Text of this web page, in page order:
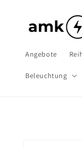
Angebote
Beleuchtung